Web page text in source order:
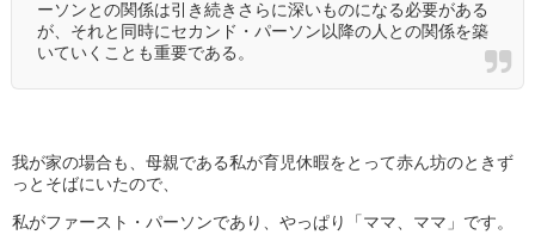
ーソンとの関係は引き続きさらに深いものになる必要がある
が、それと同時にセカンド・パーソン以降の人との関係を築
いていくことも重要である。
我が家の場合も、母親である私が育児休暇をとって赤ん坊のときず
っとそばにいたので、
私がファースト・パーソンであり、やっぱり「ママ、ママ」です。